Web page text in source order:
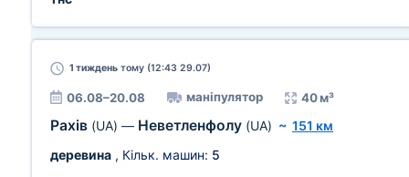
1 тиждень тому (12:43 29.07)
06.08–20.08 маніпулятор 40 м³
Рахів (UA) — Неветленфолу (UA) ~ 151 км
деревина , Кільк. машин: 5